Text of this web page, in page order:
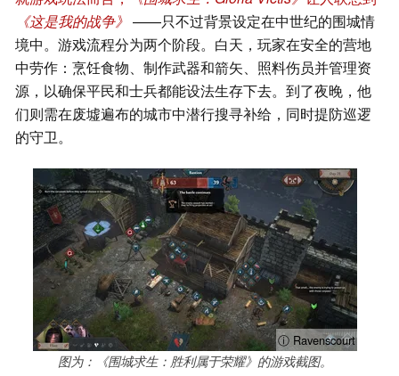
《这是我的战争》 ——只不过背景设定在中世纪的围城情
境中。游戏流程分为两个阶段。白天，玩家在安全的营地
中劳作：烹饪食物、制作武器和箭矢、照料伤员并管理资
源，以确保平民和士兵都能设法生存下去。到了夜晚，他
们则需在废墟遍布的城市中潜行搜寻补给，同时提防巡逻
的守卫。
ⓘ Ravenscourt
图为：《围城求生：胜利属于荣耀》的游戏截图。